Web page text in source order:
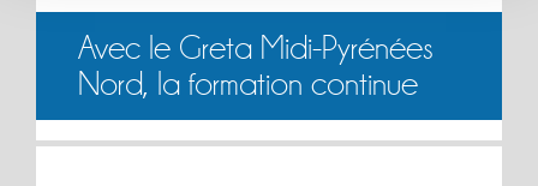
Avec le Greta Midi-Pyrénées
Nord, la formation continue